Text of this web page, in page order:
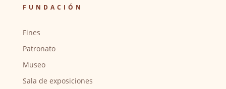
FUNDACIÓN
Fines
Patronato
Museo
Sala de exposiciones